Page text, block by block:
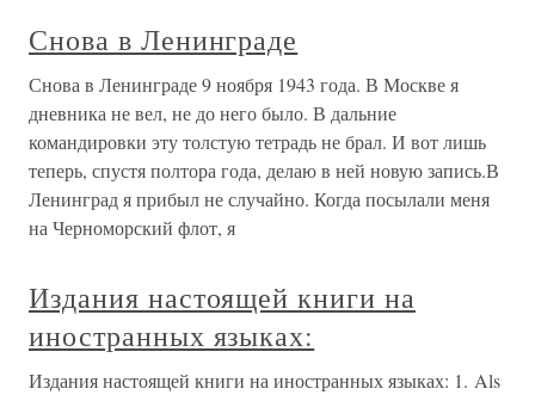
Снова в Ленинграде
Снова в Ленинграде 9 ноября 1943 года. В Москве я
дневника не вел, не до него было. В дальние
командировки эту толстую тетрадь не брал. И вот лишь
теперь, спустя полтора года, делаю в ней новую запись.В
Ленинград я прибыл не случайно. Когда посылали меня
на Черноморский флот, я
Издания настоящей книги на
иностранных языках:
Издания настоящей книги на иностранных языках: 1. Als